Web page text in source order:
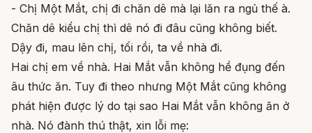
- Chị Một Mắt, chị đi chăn dê mà lại lăn ra ngủ thế à.
Chăn dê kiểu chị thì dê nó đi đâu cũng không biết.
Dậy đi, mau lên chị, tối rồi, ta về nhà đi.
Hai chị em về nhà. Hai Mắt vẫn không hề đụng đến
âu thức ăn. Tuy đi theo nhưng Một Mắt cũng không
phát hiện được lý do tại sao Hai Mắt vẫn không ăn ở
nhà. Nó đành thú thật, xin lỗi mẹ: